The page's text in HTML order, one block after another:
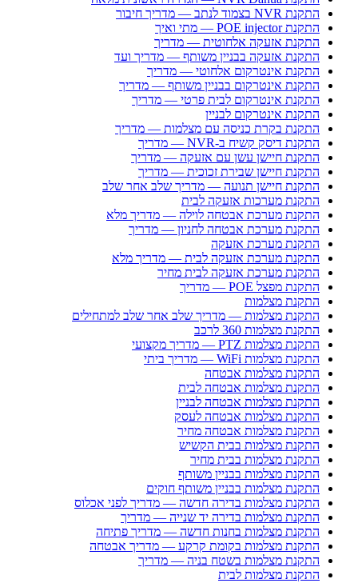
התקנת NVR בצמוד לנתב — מדריך חיבור
התקנת POE injector — מתי ואיך
התקנת אזעקה אלחוטית — מדריך
התקנת אזעקה בבניין משותף — מדריך ועד
התקנת אינטרקום אלחוטי — מדריך
התקנת אינטרקום בבניין משותף — מדריך
התקנת אינטרקום לבית פרטי — מדריך
התקנת אינטרקום לבניין
התקנת בקרת כניסה עם מצלמות — מדריך
התקנת דיסק קשיח ב-NVR — מדריך
התקנת חיישן עשן עם אזעקה — מדריך
התקנת חיישן שבירת זכוכית — מדריך
התקנת חיישן תנועה — מדריך שלב אחר שלב
התקנת מערכות אזעקה לבית
התקנת מערכת אבטחה לוילה — מדריך מלא
התקנת מערכת אבטחה לחניון — מדריך
התקנת מערכת אזעקה
התקנת מערכת אזעקה לבית — מדריך מלא
התקנת מערכת אזעקה לבית מחיר
התקנת מפצל POE — מדריך
התקנת מצלמות
התקנת מצלמות — מדריך שלב אחר שלב למתחילים
התקנת מצלמות 360 לרכב
התקנת מצלמות PTZ — מדריך מקצועי
התקנת מצלמות WiFi — מדריך ביתי
התקנת מצלמות אבטחה
התקנת מצלמות אבטחה לבית
התקנת מצלמות אבטחה לבניין
התקנת מצלמות אבטחה לעסק
התקנת מצלמות אבטחה מחיר
התקנת מצלמות בבית הקשיש
התקנת מצלמות בבית מחיר
התקנת מצלמות בבניין משותף
התקנת מצלמות בבניין משותף חוקים
התקנת מצלמות בדירה חדשה — מדריך לפני אכלוס
התקנת מצלמות בדירה יד שנייה — מדריך
התקנת מצלמות בחנות חדשה — מדריך פתיחה
התקנת מצלמות בקומת קרקע — מדריך אבטחה
התקנת מצלמות בשטח בניה — מדריך
התקנת מצלמות לבית